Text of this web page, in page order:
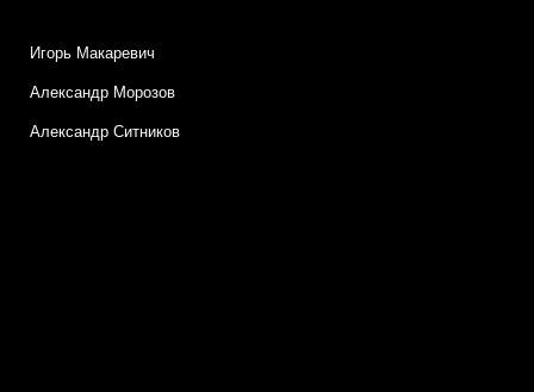
Игорь Макаревич
Александр Морозов
Александр Ситников